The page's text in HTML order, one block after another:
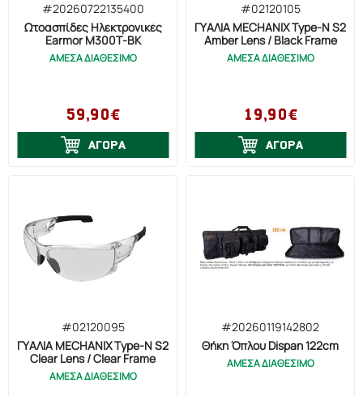
Vega (1)
Yong Fa (3)
Αετός (2)
#20260722135400
Ωτοασπίδες Ηλεκτρονικές
Earmor M300T-BK
ΑΜΕΣΑ ΔΙΑΘΕΣΙΜΟ
59,90€
ΑΓΟΡΑ
#02120105
ΓΥΑΛΙΑ MECHANIX Type-N S2
Amber Lens / Black Frame
ΑΜΕΣΑ ΔΙΑΘΕΣΙΜΟ
19,90€
ΑΓΟΡΑ
#02120095
ΓΥΑΛΙΑ MECHANIX Type-N S2
Clear Lens / Clear Frame
ΑΜΕΣΑ ΔΙΑΘΕΣΙΜΟ
#20260119142802
Θήκη Όπλου Dispan 122cm
ΑΜΕΣΑ ΔΙΑΘΕΣΙΜΟ